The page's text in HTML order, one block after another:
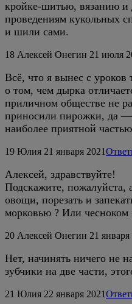
кройке-шитью, вязанию и
проведениям кукольных
и шили сами.
18 Алексей Онегин 21 июля
Всё, что я вынес с
о том, чем дырка
приличном обществе не
приносили пирожки, да
наиболее приятной
19 Юлия 21 января 2021
Алексей, здравствуйте!
Подскажите, пожалуйста,
овощи, порезать и
морковью ? Или чесноком
20 Алексей Онегин 21 января
Нет, начинять ничего не
зубчики на две части,
21 Юлия 22 января 2021